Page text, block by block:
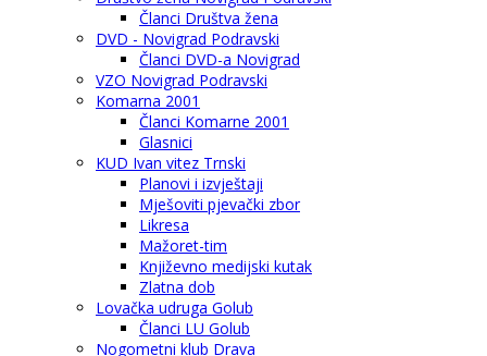
Članci Društva žena
DVD - Novigrad Podravski
Članci DVD-a Novigrad
VZO Novigrad Podravski
Komarna 2001
Članci Komarne 2001
Glasnici
KUD Ivan vitez Trnski
Planovi i izvještaji
Mješoviti pjevački zbor
Likresa
Mažoret-tim
Književno medijski kutak
Zlatna dob
Lovačka udruga Golub
Članci LU Golub
Nogometni klub Drava